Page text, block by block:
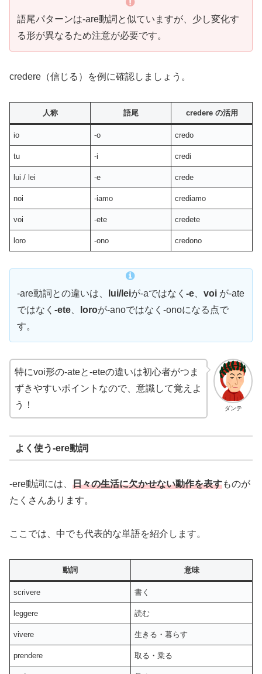
語尾パターンは-are動詞と似ていますが、少し変化す
る形が異なるため注意が必要です。
credere（信じる）を例に確認しましょう。
人称 語尾 credere の活用
io -o credo
tu -i credi
lui / lei -e crede
noi -iamo crediamo
voi -ete credete
loro -ono credono
-are動詞との違いは、 lui/leiが-aではなく -e voi が-ate
ではなく -ete loroが-anoではなく-onoになる点で
す。
ダンテ
特にvoi形の-ateと-eteの違いは初心者がつま
ずきやすいポイントなので、意識して覚えよ
う！
よく使う-ere動詞
-ere動詞には、 日々の生活に欠かせない動作を表すものが
たくさんあります。
ここでは、中でも代表的な単語を紹介します。
動詞 意味
scrivere 書く
leggere 読む
vivere 生きる・暮らす
prendere 取る・乗る